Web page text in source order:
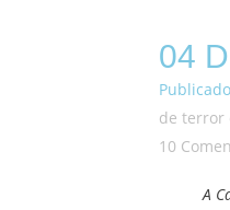
04
de terror
10
A